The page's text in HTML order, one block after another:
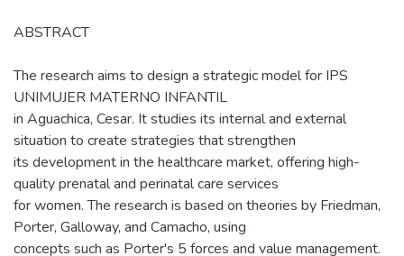
ABSTRACT
The research aims to design a strategic model for IPS
UNIMUJER MATERNO INFANTIL
in Aguachica, Cesar. It studies its internal and external
situation to create strategies that strengthen
its development in the healthcare market, offering high-
quality prenatal and perinatal care services
for women. The research is based on theories by Friedman,
Porter, Galloway, and Camacho, using
concepts such as Porter's 5 forces and value management.